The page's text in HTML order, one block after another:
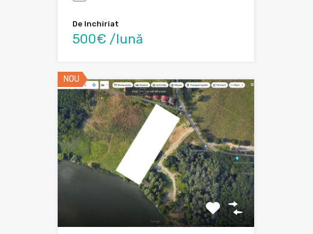
De Inchiriat
500€ /lună
NOU